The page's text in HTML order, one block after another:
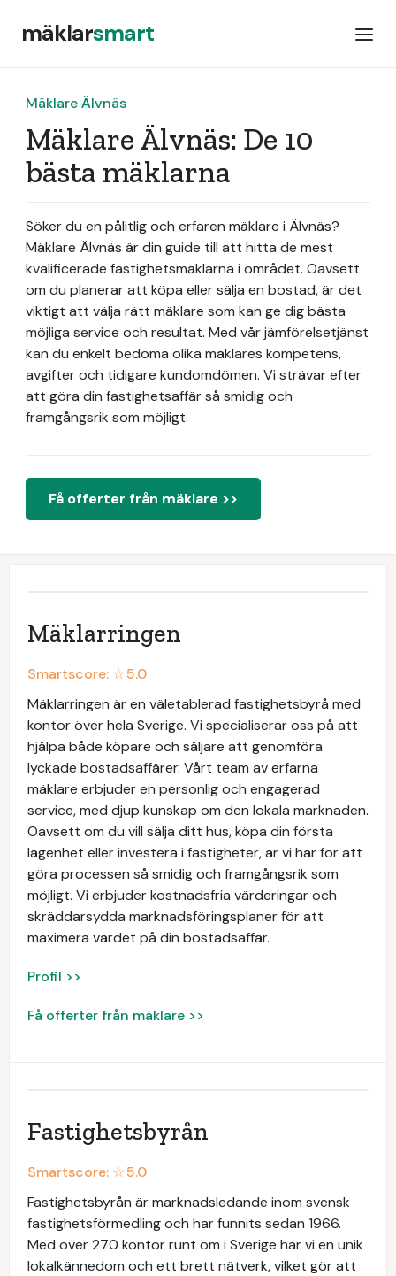
mäklarsmart
Mäklare Älvnäs
Mäklare Älvnäs: De 10
bästa mäklarna
Söker du en pålitlig och erfaren mäklare i Älvnäs?
Mäklare Älvnäs är din guide till att hitta de mest
kvalificerade fastighetsmäklarna i området. Oavsett
om du planerar att köpa eller sälja en bostad, är det
viktigt att välja rätt mäklare som kan ge dig bästa
möjliga service och resultat. Med vår jämförelsetjänst
kan du enkelt bedöma olika mäklares kompetens,
avgifter och tidigare kundomdömen. Vi strävar efter
att göra din fastighetsaffär så smidig och
framgångsrik som möjligt.
Få offerter från mäklare >>
Mäklarringen
Smartscore: ☆5.0
Mäklarringen är en väletablerad fastighetsbyrå med
kontor över hela Sverige. Vi specialiserar oss på att
hjälpa både köpare och säljare att genomföra
lyckade bostadsaffärer. Vårt team av erfarna
mäklare erbjuder en personlig och engagerad
service, med djup kunskap om den lokala marknaden.
Oavsett om du vill sälja ditt hus, köpa din första
lägenhet eller investera i fastigheter, är vi här för att
göra processen så smidig och framgångsrik som
möjligt. Vi erbjuder kostnadsfria värderingar och
skräddarsydda marknadsföringsplaner för att
maximera värdet på din bostadsaffär.
Profil >>
Få offerter från mäklare >>
Fastighetsbyrån
Smartscore: ☆5.0
Fastighetsbyrån är marknadsledande inom svensk
fastighetsförmedling och har funnits sedan 1966.
Med över 270 kontor runt om i Sverige har vi en unik
lokalkännedom och ett brett nätverk, vilket gör att